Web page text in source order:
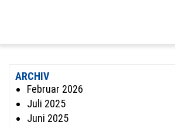
ARCHIV
Februar 2026
Juli 2025
Juni 2025